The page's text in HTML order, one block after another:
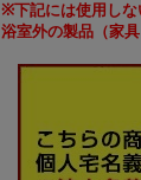
※下記には使用し
浴室外の製品（家